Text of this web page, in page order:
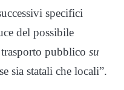
specifici
del possibile
pubblico su
sia statali che locali”.